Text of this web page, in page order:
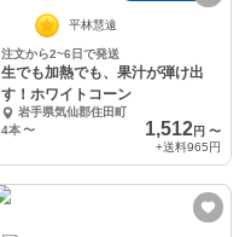
平林慧遠
注文から2~6日で発送
生でも加熱でも、果汁が弾け出
す！ホワイトコーン
岩手県気仙郡住田町
4本 〜 1,512円 〜
+送料965円